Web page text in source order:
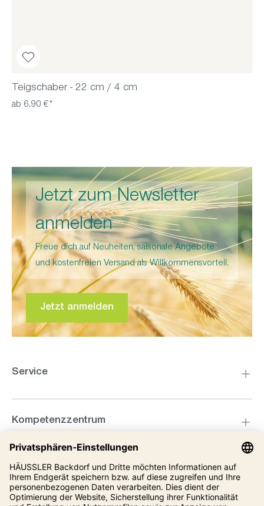
Teigschaber - 22 cm / 4 cm
ab 6,90 €*
Jetzt zum Newsletter
anmelden
Freue dich auf Neuheiten, saisonale Angebote
und kostenfreien Versand als Willkommensvorteil.
Jetzt anmelden
Service
Kompetenzzentrum
Informationen